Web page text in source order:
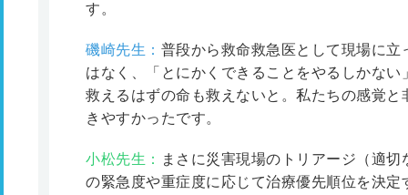
す。
磯崎先生： 普段から救命救急医として現場に立
はなく、「とにかくできることをやるしかな
救えるはずの命も救えないと。私たちの感覚
きやすかったです。
小松先生：
まさに災害現場のトリアージ（適
の緊急度や重症度に応じて治療優先順位を決